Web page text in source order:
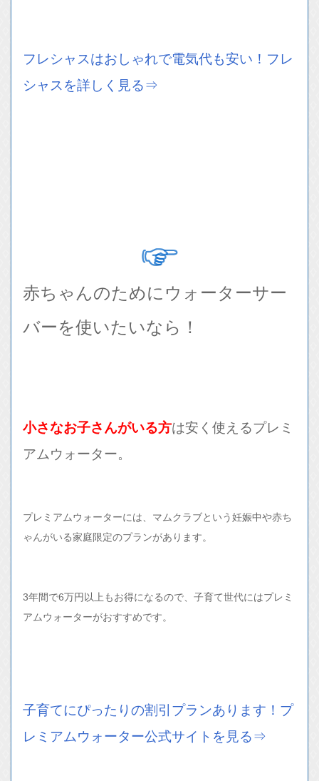
フレシャスはおしゃれで電気代も安い！フレ
シャスを詳しく見る⇒
赤ちゃんのためにウォーターサー
バーを使いたいなら！
小さなお子さんがいる方は安く使えるプレミ
アムウォーター。
プレミアムウォーターには、マムクラブという妊娠中や赤ち
ゃんがいる家庭限定のプランがあります。
3年間で6万円以上もお得になるので、子育て世代にはプレミ
アムウォーターがおすすめです。
子育てにぴったりの割引プランあります！プ
レミアムウォーター公式サイトを見る⇒